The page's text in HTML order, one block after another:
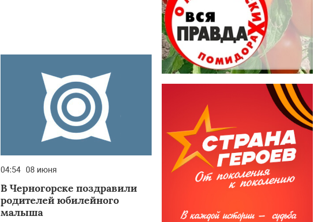
04:54 08 июня
В Черногорске поздравили
родителей юбилейного
малыша